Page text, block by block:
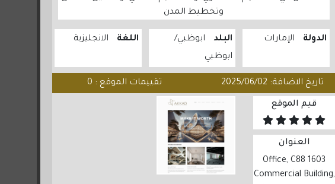
وتخطيط المدن
الدولة الإمارات البلد
ابوظبي
ابوظبي
اللغة الانجليزية
تاريخ الاضافة: 2025/06/02 تقييمات الموقع : 0
قيم الموقع
العنوان
1603 Office, C88
Commercial Building,